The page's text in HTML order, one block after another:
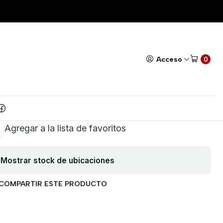
Acceso 0
110V
CALENTADOR DE AGUA
110V
AL CARRITO COMPRAR AHORA
Agregar a la lista de favoritos
Mostrar stock de ubicaciones
ESTE PRODUCTO